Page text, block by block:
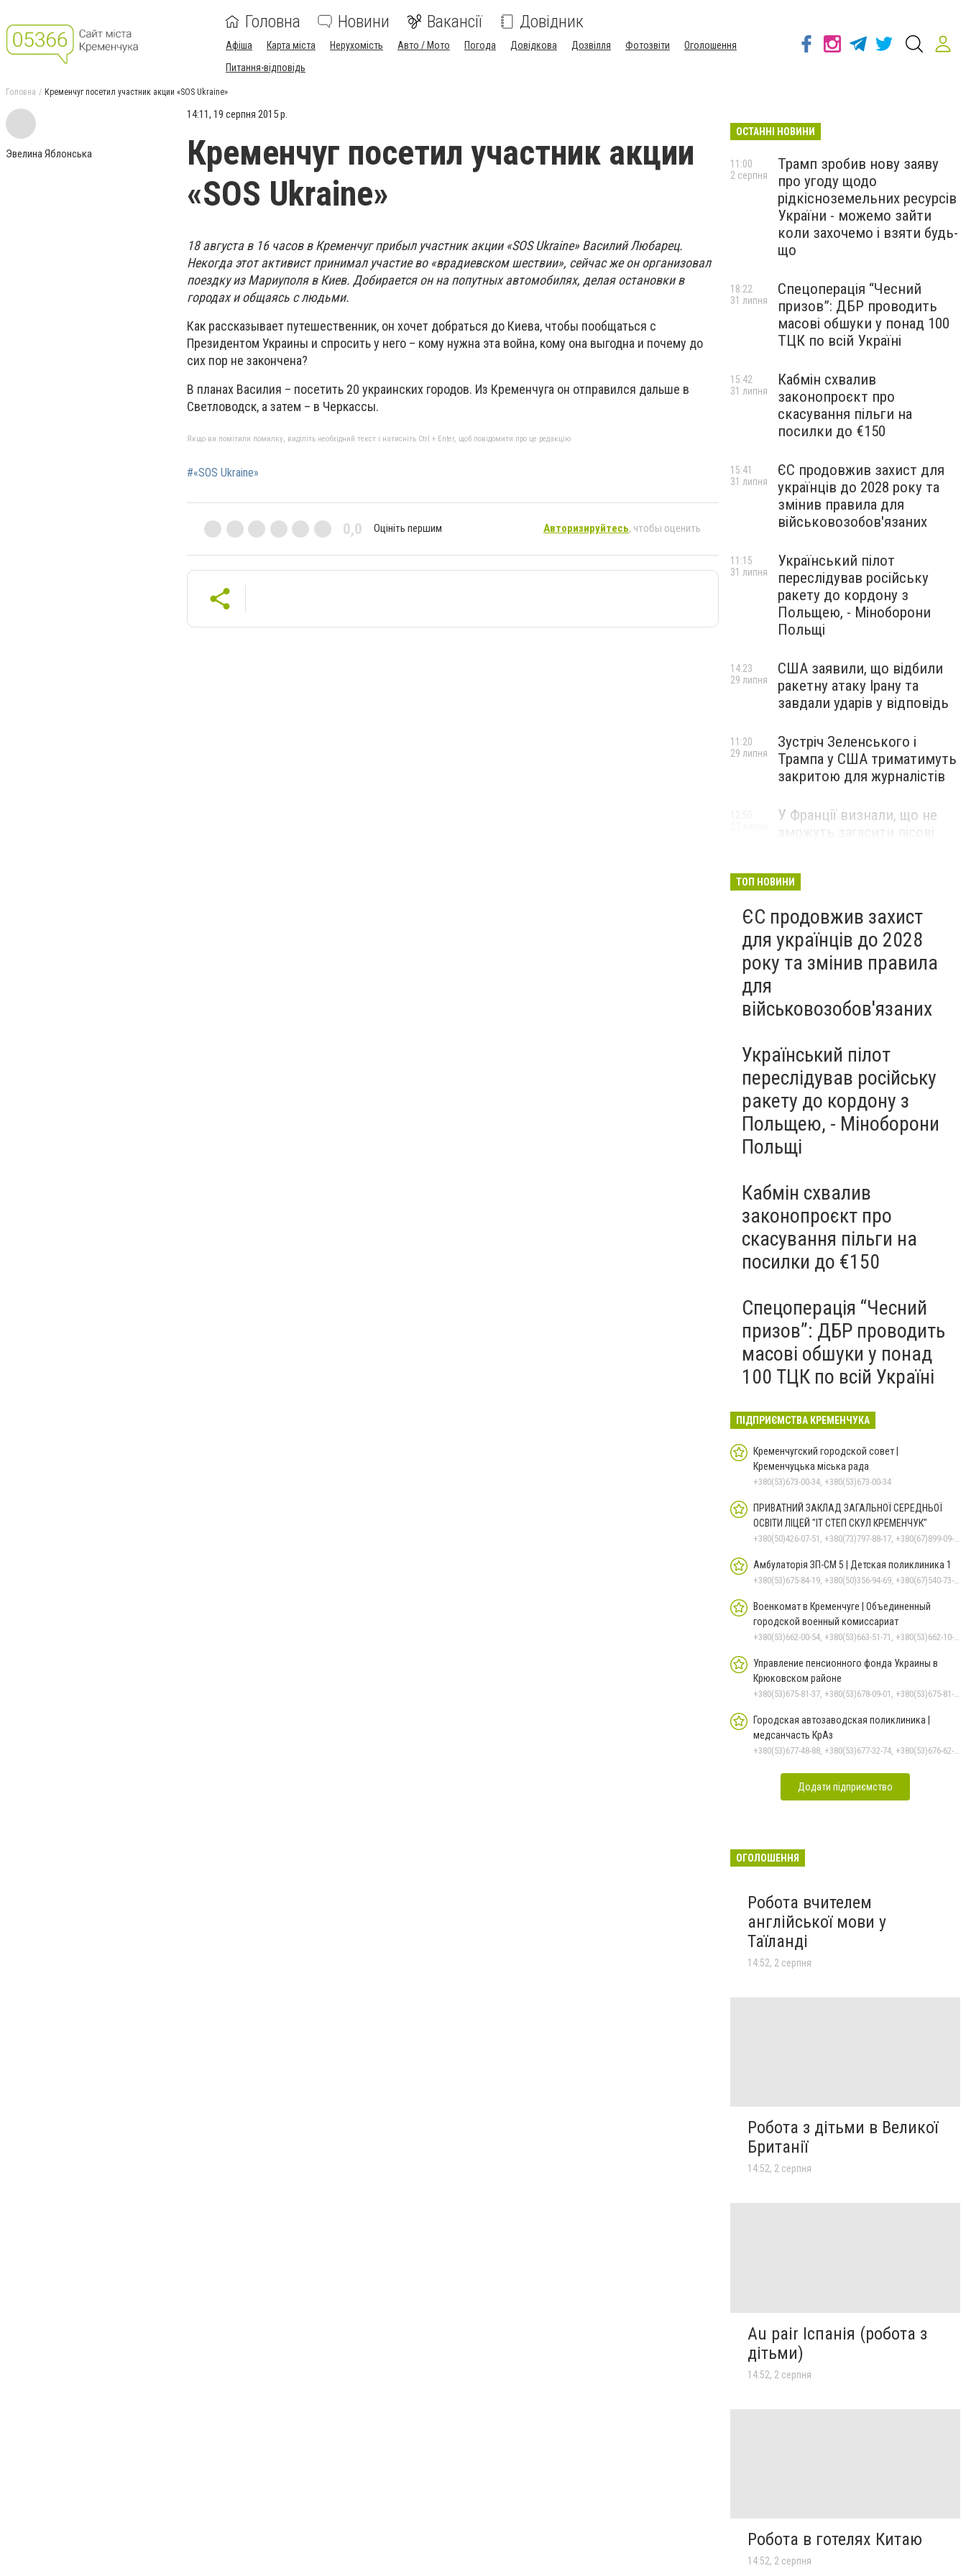
Головна Новини Вакансії Довідник
Афіша Карта міста Нерухомість Авто / Мото Погода Довідкова Дозвілля Фотозвіти
Оголошення
Питання-відповідь
Головна Кременчуг посетил участник акции «SOS Ukraine»
Эвелина Яблонська
14:11, 19 серпня 2015 р.
Кременчуг посетил участник акции
«SOS Ukraine»
18 августа в 16 часов в Кременчуг прибыл участник акции «SOS Ukraine» Василий Любарец.
Некогда этот активист принимал участие во «врадиевском шествии», сейчас же он организовал
поездку из Мариуполя в Киев. Добирается он на попутных автомобилях, делая остановки в
городах и общаясь с людьми.
Как рассказывает путешественник, он хочет добраться до Киева, чтобы пообщаться с
Президентом Украины и спросить у него – кому нужна эта война, кому она выгодна и почему до
сих пор не закончена?
В планах Василия – посетить 20 украинских городов. Из Кременчуга он отправился дальше в
Светловодск, а затем – в Черкассы.
Якщо ви помітили помилку, виділіть необхідний текст і натисніть Ctrl + Enter, щоб повідомити про це редакцію
#«SOS Ukraine»
0,0 Оцініть першим Авторизируйтесь, чтобы оценить
ОСТАННІ НОВИНИ
Трамп зробив нову заяву
про угоду щодо
рідкісноземельних ресурсів
України - можемо зайти
коли захочемо і взяти будь-
що
11:00
2 серпня
Спецоперація “Чесний
призов”: ДБР проводить
масові обшуки у понад 100
ТЦК по всій Україні
18:22
31 липня
Кабмін схвалив
законопроєкт про
скасування пільги на
посилки до €150
15:42
31 липня
ЄС продовжив захист для
українців до 2028 року та
змінив правила для
військовозобов'язаних
15:41
31 липня
Український пілот
переслідував російську
ракету до кордону з
Польщею, - Міноборони
Польщі
11:15
31 липня
США заявили, що відбили
ракетну атаку Ірану та
завдали ударів у відповідь
14:23
29 липня
Зустріч Зеленського і
Трампа у США триматимуть
закритою для журналістів
11:20
29 липня
У Франції визнали, що не
ТОП НОВИНИ
ЄС продовжив захист
для українців до 2028
року та змінив правила
для
військовозобов'язаних
Український пілот
переслідував російську
ракету до кордону з
Польщею, - Міноборони
Польщі
Кабмін схвалив
законопроєкт про
скасування пільги на
посилки до €150
Спецоперація “Чесний
призов”: ДБР проводить
масові обшуки у понад
100 ТЦК по всій Україні
ПІДПРИЄМСТВА КРЕМЕНЧУКА
Кременчугский городской совет |
Кременчуцька міська рада
+380(53)673-00-34, +380(53)673-00-34
ПРИВАТНИЙ ЗАКЛАД ЗАГАЛЬНОЇ СЕРЕДНЬОЇ
ОСВІТИ ЛІЦЕЙ "ІТ СТЕП СКУЛ КРЕМЕНЧУК"
+380(50)426-07-51, +380(73)797-88-17, +380(67)899-09-16
Амбулаторія ЗП-СМ 5 | Детская поликлиника 1
+380(53)675-84-19, +380(50)356-94-69, +380(67)540-73-87
Военкомат в Кременчуге | Объединенный
городской военный комиссариат
+380(53)662-00-54, +380(53)663-51-71, +380(53)662-10-35
Управление пенсионного фонда Украины в
Крюковском районе
+380(53)675-81-37, +380(53)678-09-01, +380(53)675-81-32, +380(53)675-81-40, +380(53)675-81-33, +380(53)675-81-38, +380(53)675-81-31, +380(53)678-08-87
Городская автозаводская поликлиника |
медсанчасть КрАз
+380(53)677-48-88, +380(53)677-32-74, +380(53)676-62-99, +380536766187
Додати підприємство
ОГОЛОШЕННЯ
Робота вчителем
англійської мови у
Таїланді
14:52, 2 серпня
Робота з дітьми в Великої
Британії
14:52, 2 серпня
Au pair Іспанія (робота з
дітьми)
14:52, 2 серпня
Робота в готелях Китаю
14:52, 2 серпня